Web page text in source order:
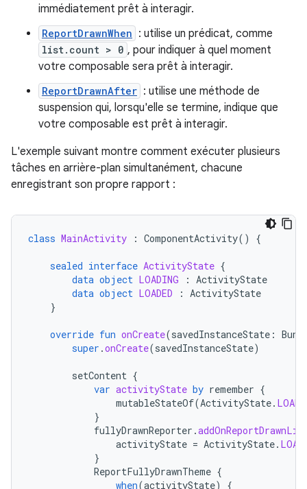
immédiatement prêt à interagir.
ReportDrawnWhen : utilise un prédicat, comme
list.count > 0 , pour indiquer à quel moment
votre composable sera prêt à interagir.
ReportDrawnAfter : utilise une méthode de
suspension qui, lorsqu'elle se termine, indique que
votre composable est prêt à interagir.
L'exemple suivant montre comment exécuter plusieurs
tâches en arrière-plan simultanément, chacune
enregistrant son propre rapport :
class MainActivity : ComponentActivity() {
sealed interface ActivityState {
data object LOADING : ActivityState
data object LOADED : ActivityState
}
override fun onCreate(savedInstanceState :
super .onCreate(savedInstanceState)
setContent {
var activityState by remember {
mutableStateOf(ActivityState.
}
fullyDrawnReporter .
activityState = ActivityState.
}
ReportFullyDrawnTheme {
when(activityState) {